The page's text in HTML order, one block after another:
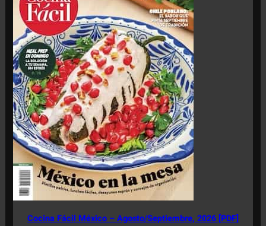
Cocina Fácil México – Agosto/Septiembre, 2026 [PDF]